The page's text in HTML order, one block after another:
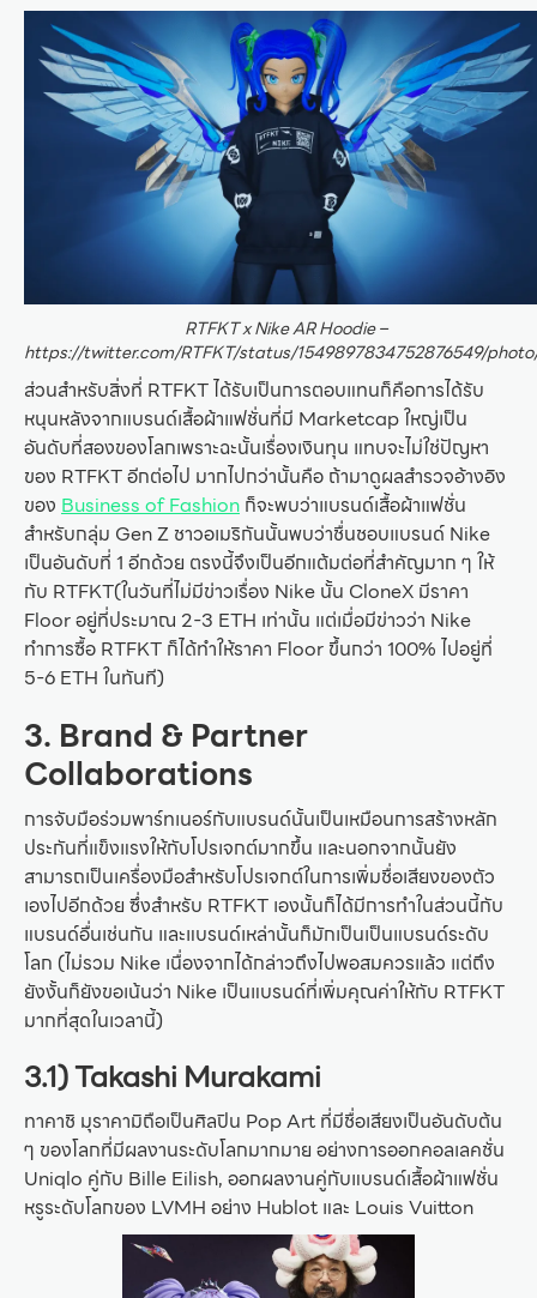
RTFKT x Nike AR Hoodie –
https://twitter.com/RTFKT/status/1549897834752876549/
ส่วนสำหรับสิ่งที่ RTFKT ได้รับเป็นการตอบแทนก็คือการได้รับ
หนุนหลังจากแบรนด์เสื้อผ้าแฟชั่นที่มี Marketcap ใหญ่เป็น
อันดับที่สองของโลกเพราะฉะนั้นเรื่องเงินทุน แทบจะไม่ใช่ปัญหา
ของ RTFKT อีกต่อไป มากไปกว่านั้นคือ ถ้ามาดูผลสำรวจอ้างอิง
ของ Business of Fashion ก็จะพบว่าแบรนด์เสื้อผ้าแฟชั่น
สำหรับกลุ่ม Gen Z ชาวอเมริกันนั้นพบว่าชื่นชอบแบรนด์ Nike
เป็นอันดับที่ 1 อีกด้วย ตรงนี้จึงเป็นอีกแต้มต่อที่สำคัญมาก ๆ ให้
กับ RTFKT(ในวันที่ไม่มีข่าวเรื่อง Nike นั้น​ CloneX มีราคา
Floor อยู่ที่ประมาณ 2-3 ETH เท่านั้น แต่เมื่อมีข่าวว่า Nike
ทำการซื้อ RTFKT ก็ได้ทำให้ราคา Floor ขึ้นกว่า 100% ไปอยู่ที่
5-6 ETH ในทันที)
3. Brand & Partner
Collaborations
การจับมือร่วมพาร์ทเนอร์กับแบรนด์นั้นเป็นเหมือนการสร้างหลัก
ประกันที่แข็งแรงให้กับโปรเจกต์มากขึ้น และนอกจากนั้นยัง
สามารถเป็นเครื่องมือสำหรับโปรเจกต์ในการเพิ่มชื่อเสียงของตัว
เองไปอีกด้วย ซึ่งสำหรับ RTFKT เองนั้นก็ได้มีการทำในส่วนนี้กับ
แบรนด์อื่นเช่นกัน และแบรนด์เหล่านั้นก็มักเป็นเป็นแบรนด์ระดับ
โลก (ไม่รวม Nike เนื่องจากได้กล่าวถึงไปพอสมควรแล้ว แต่ถึง
ยังงั้นก็ยังขอเน้นว่า Nike เป็นแบรนด์ที่เพิ่มคุณค่าให้กับ RTFKT
มากที่สุดในเวลานี้)
3.1) Takashi Murakami
ทาคาชิ มุราคามิถือเป็นศิลปิน Pop Art ที่มีชื่อเสียงเป็นอันดับต้น
ๆ ของโลกที่มีผลงานระดับโลกมากมาย อย่างการออกคอลเลคชั่น
Uniqlo คู่กับ Bille Eilish, ออกผลงานคู่กับแบรนด์เสื้อผ้าแฟชั่น
หรูระดับโลกของ LVMH อย่าง Hublot และ Louis Vuitton